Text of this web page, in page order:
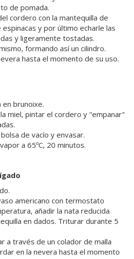
de pomada.
cordero con la mantequilla de
y por último echarle las
y ligeramente tostadas.
formando así un cilindro.
hasta el momento de su uso.
brunoixe.
miel, pintar el cordero y "empanar"
de vacío y envasar.
a 65ºC, 20 minutos.
americano con termostato
añadir la nata reducida
en dados. Triturar durante 5
a través de un colador de malla
en la nevera hasta el momento